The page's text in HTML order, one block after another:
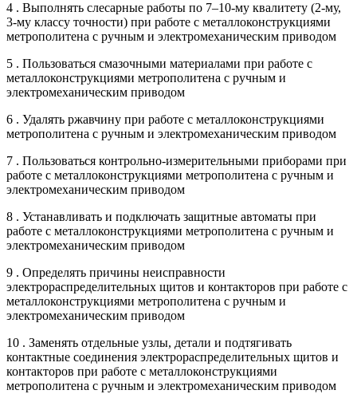
4 . Выполнять слесарные работы по 7–10-му квалитету (2-му,
3-му классу точности) при работе с металлоконструкциями
метрополитена с ручным и электромеханическим приводом
5 . Пользоваться смазочными материалами при работе с
металлоконструкциями метрополитена с ручным и
электромеханическим приводом
6 . Удалять ржавчину при работе с металлоконструкциями
метрополитена с ручным и электромеханическим приводом
7 . Пользоваться контрольно-измерительными приборами при
работе с металлоконструкциями метрополитена с ручным и
электромеханическим приводом
8 . Устанавливать и подключать защитные автоматы при
работе с металлоконструкциями метрополитена с ручным и
электромеханическим приводом
9 . Определять причины неисправности
электрораспределительных щитов и контакторов при работе с
металлоконструкциями метрополитена с ручным и
электромеханическим приводом
10 . Заменять отдельные узлы, детали и подтягивать
контактные соединения электрораспределительных щитов и
контакторов при работе с металлоконструкциями
метрополитена с ручным и электромеханическим приводом